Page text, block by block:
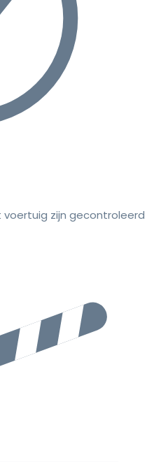
voertuig zijn gecontroleerd